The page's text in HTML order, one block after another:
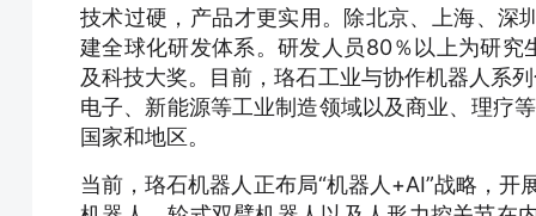
技术过硬，产品才更实用。除北京、上海、深
建全球化研发体系。研发人员80％以上为研
及科技大奖。目前，珞石工业与协作机器人系
电子、新能源等工业制造领域以及商业、理疗
国家和地区。
当前，珞石机器人正布局“机器人+AI”战略，